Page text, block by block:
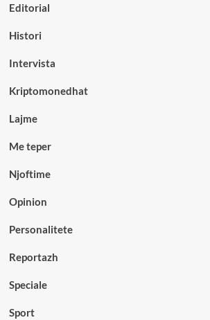
Editorial
Histori
Intervista
Kriptomonedhat
Lajme
Me teper
Njoftime
Opinion
Personalitete
Reportazh
Speciale
Sport